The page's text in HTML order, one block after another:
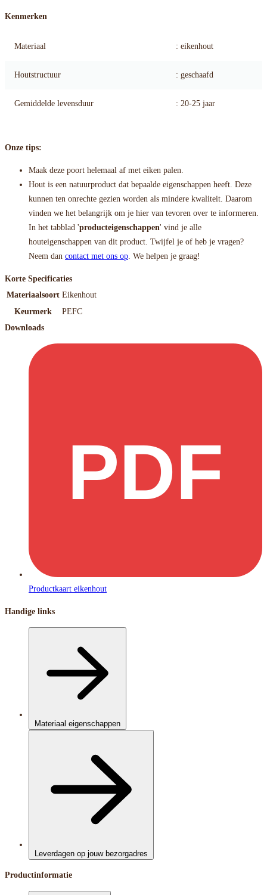
Kenmerken
Materiaal : eikenhout
Houtstructuur : geschaafd
Gemiddelde levensduur : 20-25 jaar
Onze tips:
Maak deze poort helemaal af met eiken palen.
Hout is een natuurproduct dat bepaalde eigenschappen heeft. Deze
kunnen ten onrechte gezien worden als mindere kwaliteit. Daarom
vinden we het belangrijk om je hier van tevoren over te informeren.
In het tabblad 'producteigenschappen' vind je alle
houteigenschappen van dit product. Twijfel je of heb je vragen?
Neem dan contact met ons op. We helpen je graag!
Korte Specificaties
Materiaalsoort Eikenhout
Keurmerk
PEFC
Downloads
PDF
Productkaart eikenhout
Handige links
Materiaal eigenschappen
Leverdagen op jouw bezorgadres
Productinformatie